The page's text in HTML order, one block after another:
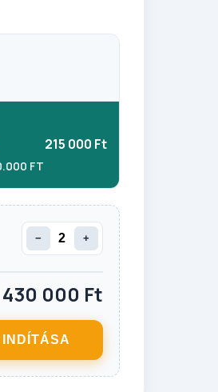
FT
215 000 Ft
− +
430 000 Ft